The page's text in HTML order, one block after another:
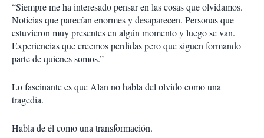
“Siempre me ha interesado pensar en las cosas que olvidamos.
Noticias que parecían enormes y desaparecen. Personas que
estuvieron muy presentes en algún momento y luego se van.
Experiencias que creemos perdidas pero que siguen formando
parte de quienes somos.”
Lo fascinante es que Alan no habla del olvido como una
tragedia.
Habla de él como una transformación.